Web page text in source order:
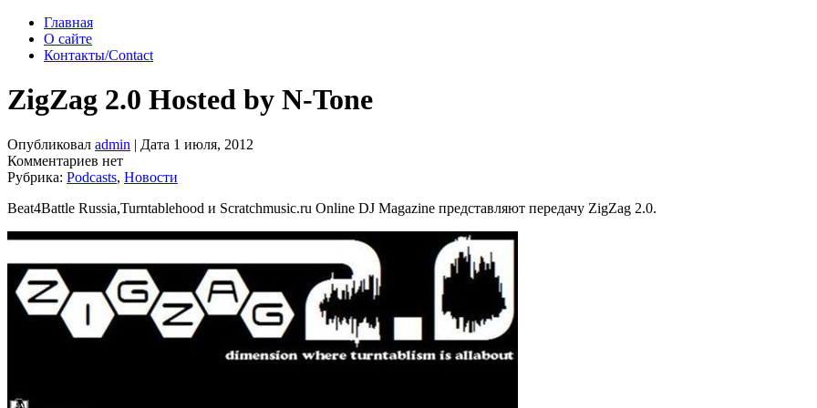
Главная
О сайте
Контакты/Contact
ZigZag 2.0 Hosted by N-Tone
Опубликовал admin | Дата 1 июля, 2012
Комментариев нет
Рубрика: Podcasts, Новости
Beat4Battle Russia,Turntablehood и Scratchmusic.ru Online DJ Magazine представляют передачу ZigZag 2.0.